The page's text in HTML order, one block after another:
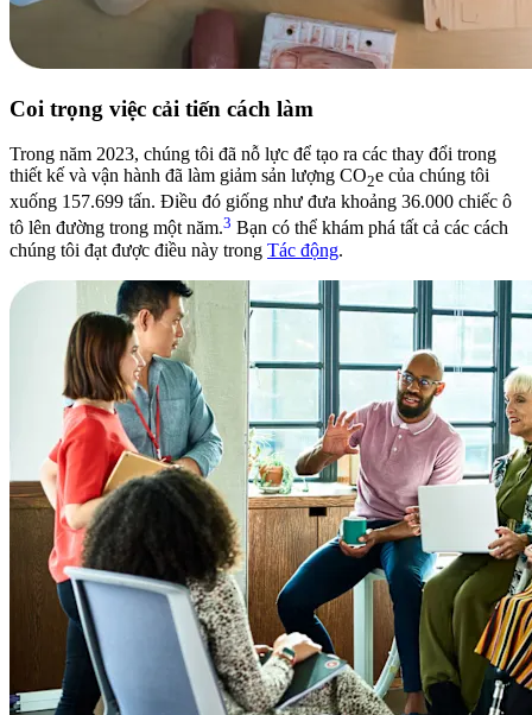
Coi trọng việc cải tiến cách làm
Trong năm 2023, chúng tôi đã nỗ lực để tạo ra các thay đổi trong
thiết kế và vận hành đã làm giảm sản lượng CO2e của chúng tôi
xuống 157.699 tấn. Điều đó giống như đưa khoảng 36.000 chiếc ô
tô lên đường trong một năm.3 Bạn có thể khám phá tất cả các cách
chúng tôi đạt được điều này trong Tác động.